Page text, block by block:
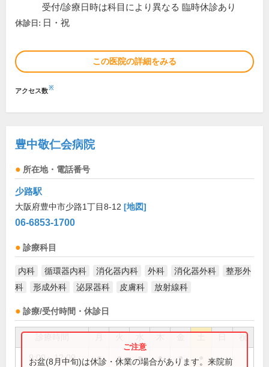
受付/診療日時は科目により異なる 臨時休診あり
休診日: 日・祝
この医院の詳細をみる
アクセス数※
豊中敬仁会病院
所在地・電話番号
少路駅
大阪府豊中市少路1丁目8-12 [地図]
06-6853-1700
診療科目
内科 循環器内科 消化器内科 外科 消化器外科
整形外
科
形成外科 泌尿器科 皮膚科 放射線科
診療/受付時間・休診日
祝
9:00～12:00 ● ● ● ● ●
お盆(8月中旬)は休診・休業の場合があります。来院前